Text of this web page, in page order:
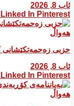
ئاب 8, 2026
Linked In Pinterest
هەواڵ
​حزبی زەحمەتکێشانی
ئاب 8, 2026
Linked In Pinterest
هەواڵ